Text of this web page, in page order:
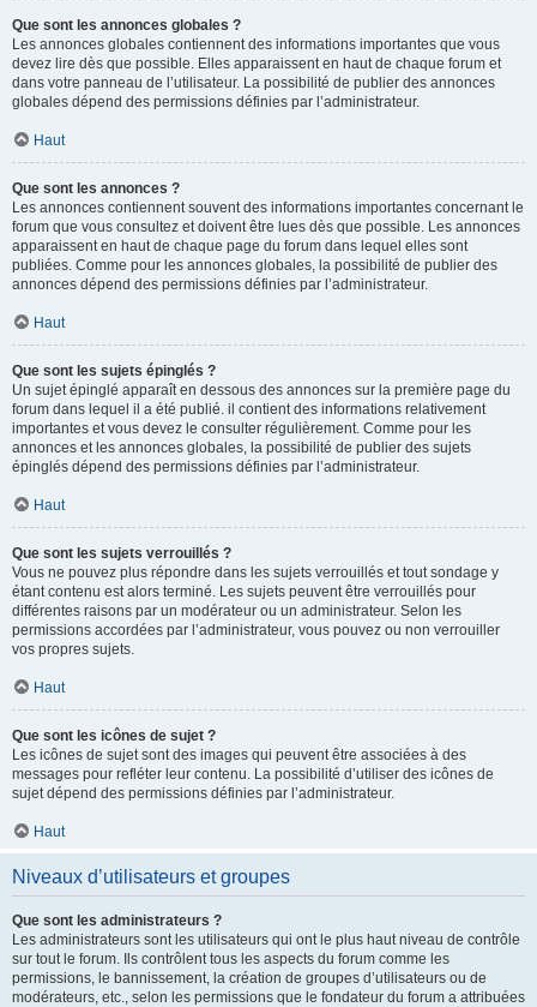
Que sont les annonces globales ?
Les annonces globales contiennent des informations importantes que vous
devez lire dès que possible. Elles apparaissent en haut de chaque forum et
dans votre panneau de l’utilisateur. La possibilité de publier des annonces
globales dépend des permissions définies par l’administrateur.
Haut
Que sont les annonces ?
Les annonces contiennent souvent des informations importantes concernant le
forum que vous consultez et doivent être lues dès que possible. Les annonces
apparaissent en haut de chaque page du forum dans lequel elles sont
publiées. Comme pour les annonces globales, la possibilité de publier des
annonces dépend des permissions définies par l’administrateur.
Haut
Que sont les sujets épinglés ?
Un sujet épinglé apparaît en dessous des annonces sur la première page du
forum dans lequel il a été publié. il contient des informations relativement
importantes et vous devez le consulter régulièrement. Comme pour les
annonces et les annonces globales, la possibilité de publier des sujets
épinglés dépend des permissions définies par l’administrateur.
Haut
Que sont les sujets verrouillés ?
Vous ne pouvez plus répondre dans les sujets verrouillés et tout sondage y
étant contenu est alors terminé. Les sujets peuvent être verrouillés pour
différentes raisons par un modérateur ou un administrateur. Selon les
permissions accordées par l’administrateur, vous pouvez ou non verrouiller
vos propres sujets.
Haut
Que sont les icônes de sujet ?
Les icônes de sujet sont des images qui peuvent être associées à des
messages pour refléter leur contenu. La possibilité d’utiliser des icônes de
sujet dépend des permissions définies par l’administrateur.
Haut
Niveaux d’utilisateurs et groupes
Que sont les administrateurs ?
Les administrateurs sont les utilisateurs qui ont le plus haut niveau de contrôle
sur tout le forum. Ils contrôlent tous les aspects du forum comme les
permissions, le bannissement, la création de groupes d’utilisateurs ou de
modérateurs, etc., selon les permissions que le fondateur du forum a attribuées